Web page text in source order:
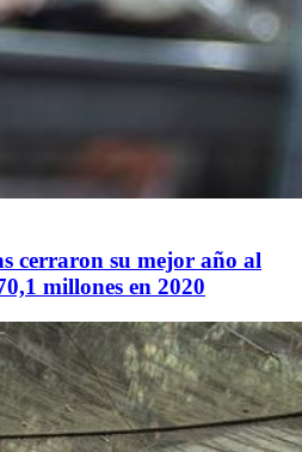
cerraron su mejor año al
millones en 2020